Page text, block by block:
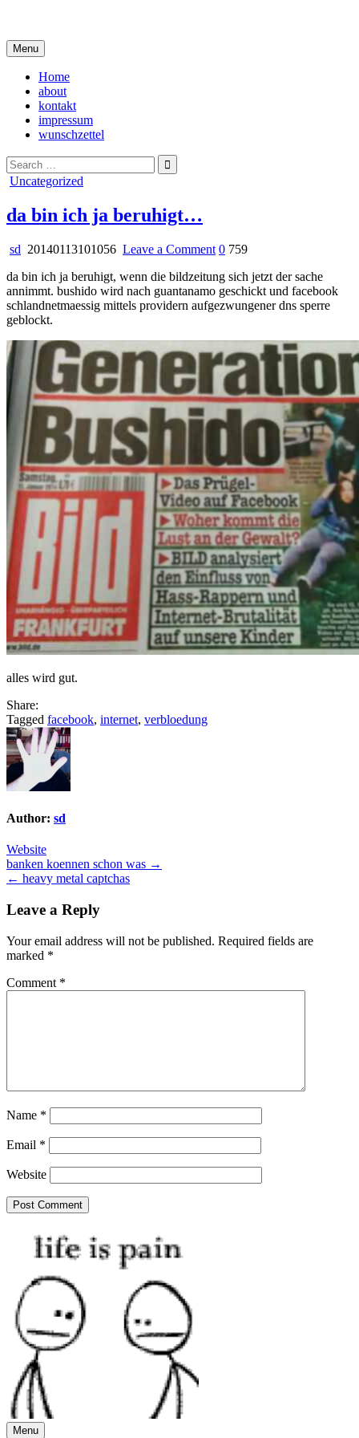
content
Menu
Home
about
kontakt
impressum
wunschzettel
Search
for:
Posted
Uncategorized
da bin ich ja beruhigt…
sd 20140113101056 Leave a Commenton
bin
ich
ja
0 759
da bin ich ja beruhigt, wenn die bildzeitung sich jetzt der sache
annimmt. bushido wird nach guantanamo geschickt und facebook
schlandnetmaessig mittels providern aufgezwungener dns sperre
geblockt.
alles wird gut.
Share:
Tagged facebook, internet, verbloedung
Author: sd
Website
Post
navigation
banken koennen schon was →
← heavy metal captchas
Leave a Reply
Your email address will not be published. Required fields are
marked *
Comment *
Name *
Email *
Website
Menu